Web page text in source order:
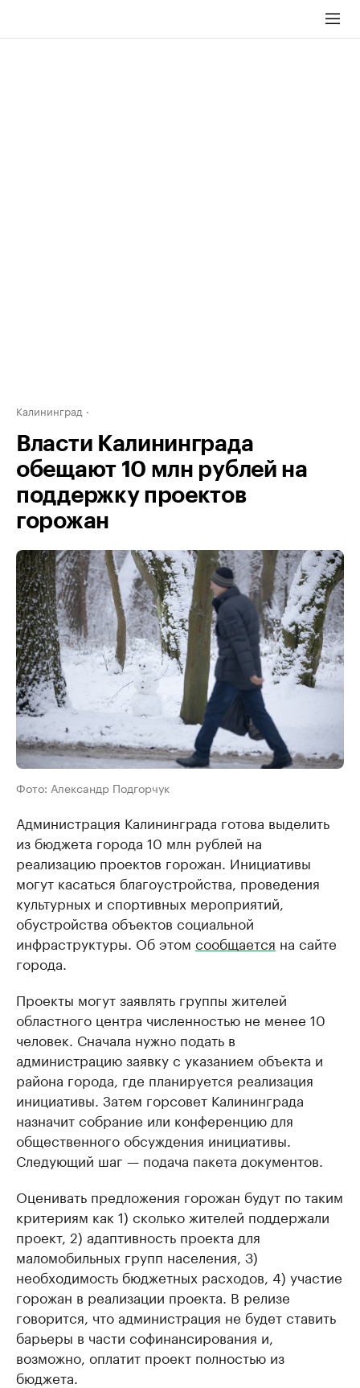
Калининград
Власти Калининграда
обещают 10 млн рублей на
поддержку проектов
горожан
Фото: Александр Подгорчук
Администрация Калининграда готова выделить
из бюджета города 10 млн рублей на
реализацию проектов горожан. Инициативы
могут касаться благоустройства, проведения
культурных и спортивных мероприятий,
обустройства объектов социальной
инфраструктуры. Об этом сообщается на сайте
города.
Проекты могут заявлять группы жителей
областного центра численностью не менее 10
человек. Сначала нужно подать в
администрацию заявку с указанием объекта и
района города, где планируется реализация
инициативы. Затем горсовет Калининграда
назначит собрание или конференцию для
общественного обсуждения инициативы.
Следующий шаг — подача пакета документов.
Оценивать предложения горожан будут по таким
критериям как 1) сколько жителей поддержали
проект, 2) адаптивность проекта для
маломобильных групп населения, 3)
необходимость бюджетных расходов, 4) участие
горожан в реализации проекта. В релизе
говорится, что администрация не будет ставить
барьеры в части софинансирования и,
возможно, оплатит проект полностью из
бюджета.